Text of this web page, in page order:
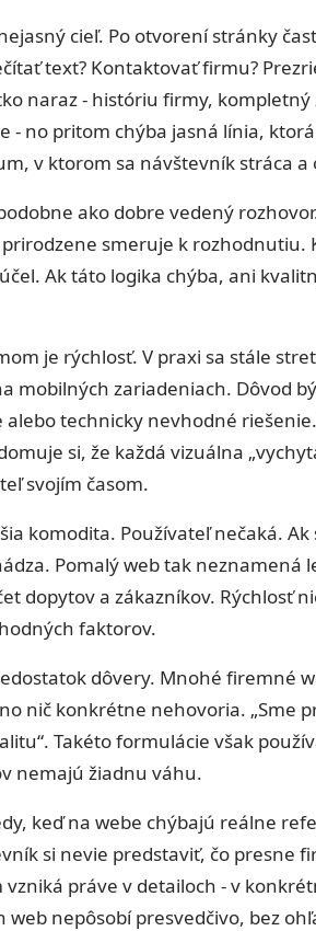
cieľ. Po otvorení stránky
text? Kontaktovať firmu?
naraz - históriu firmy, kompletný
- no pritom chýba jasná línia,
v ktorom sa návštevník stráca a
ako dobre vedený
smeruje k rozhodnutiu.
Ak táto logika chýba, ani
je rýchlosť. V praxi sa stále
mobilných zariadeniach. Dôvod
alebo technicky nevhodné
si, že každá vizuálna
svojím časom.
komodita. Používateľ nečaká.
Pomalý web tak neznamená
dopytov a zákazníkov. Rýchlosť
faktorov.
dôvery. Mnohé firemné
nič konkrétne nehovoria. „Sme
Takéto formulácie však
nemajú žiadnu váhu.
keď na webe chýbajú reálne
si nevie predstaviť, čo presne
práve v detailoch - v
web nepôsobí presvedčivo, bez